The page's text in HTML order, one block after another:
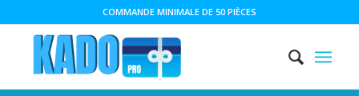
COMMANDE MINIMALE DE 50 PIÈCES